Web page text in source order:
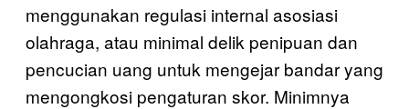
menggunakan regulasi internal asosiasi
olahraga, atau minimal delik penipuan dan
pencucian uang untuk mengejar bandar yang
mengongkosi pengaturan skor. Minimnya